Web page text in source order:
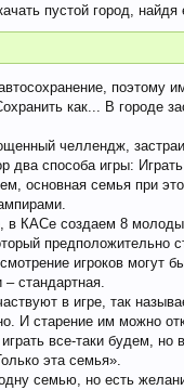
пустой город,
поэтому
как... В городе
челлендж,
два способа игры:
основная семья при
в КАСе создаем 8
предположительно
игроков
стандартная.
в игре, так
И старение им можно
все-таки будем, но
эта семья».
семью, но есть